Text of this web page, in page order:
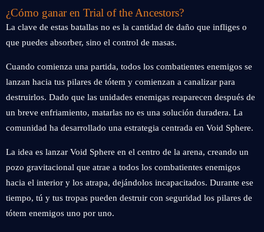
¿Cómo ganar en Trial of the Ancestors?
La clave de estas batallas no es la cantidad de daño que infliges o
que puedes absorber, sino el control de masas.
Cuando comienza una partida, todos los combatientes enemigos se
lanzan hacia tus pilares de tótem y comienzan a canalizar para
destruirlos. Dado que las unidades enemigas reaparecen después de
un breve enfriamiento, matarlas no es una solución duradera. La
comunidad ha desarrollado una estrategia centrada en Void Sphere.
La idea es lanzar Void Sphere en el centro de la arena, creando un
pozo gravitacional que atrae a todos los combatientes enemigos
hacia el interior y los atrapa, dejándolos incapacitados. Durante ese
tiempo, tú y tus tropas pueden destruir con seguridad los pilares de
tótem enemigos uno por uno.